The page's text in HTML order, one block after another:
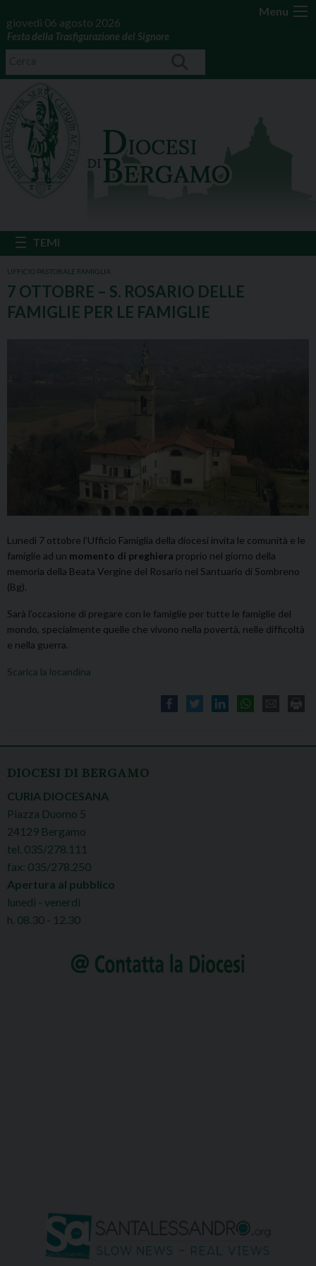
Menu
giovedì 06 agosto 2026
Festa della Trasfigurazione del Signore
UFFICIO PASTORALE FAMIGLIA
7 OTTOBRE – S. ROSARIO DELLE
FAMIGLIE PER LE FAMIGLIE
Lunedì 7 ottobre l’Ufficio Famiglia della diocesi invita le comunità e le
famiglie ad un momento di preghiera proprio nel giorno della
memoria della Beata Vergine del Rosario nel Santuario di Sombreno
(Bg).
Sarà l’occasione di pregare con le famiglie per tutte le famiglie del
mondo, specialmente quelle che vivono nella povertà, nelle difficoltà
e nella guerra.
Scarica la locandina
DIOCESI DI BERGAMO
CURIA DIOCESANA
Piazza Duomo 5
24129 Bergamo
tel. 035/278.111
fax: 035/278.250
Apertura al pubblico
lunedì - venerdì
h. 08.30 - 12.30